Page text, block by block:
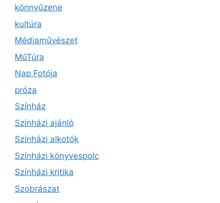
könnyűzene
kultúra
Médiaművészet
MűTúra
Nap Fotója
próza
Színház
Színházi ajánló
Színházi alkotók
Színházi könyvespolc
Színházi kritika
Szobrászat